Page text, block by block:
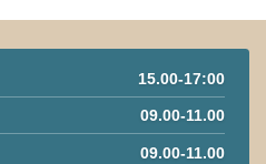
15.00-17:00
09.00-11.00
09.00-11.00